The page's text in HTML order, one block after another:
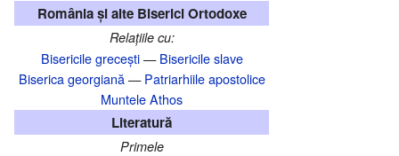
România și alte Biserici Ortodoxe
Relațiile cu:
Bisericile grecești—Bisericile slave
Biserica georgiană—Patriarhiile apostolice
Muntele Athos
Literatură
Primele